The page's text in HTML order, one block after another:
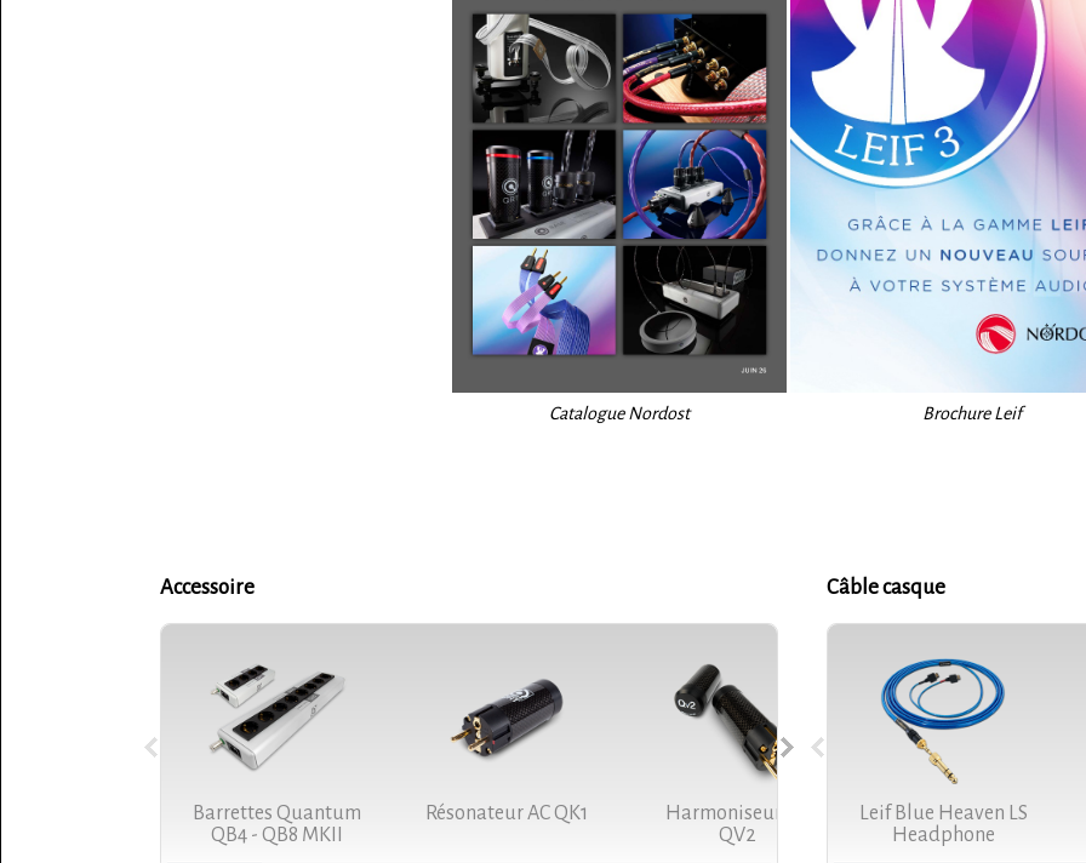
Catalogue Nordost Brochure Leif
Accessoire
Barrettes Quantum
QB4 - QB8 MKII
Résonateur AC QK1
Harmoniseur AC
QV2
Sort Kones
Câble casque
Leif Blue Heaven LS
Headphone